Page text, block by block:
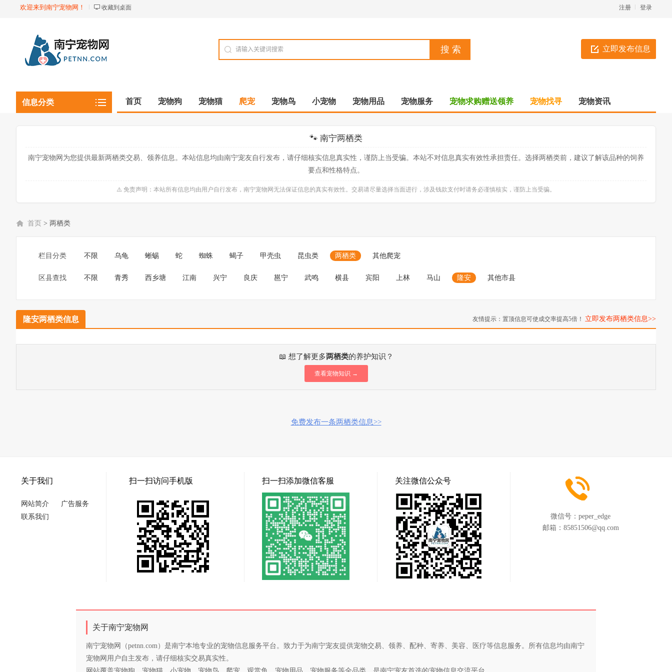
欢迎来到南宁宠物网！ 收藏到桌面 登录
注册
立即发布信息
信息分类 首页 宠物狗 宠物猫 爬宠 宠物鸟 小宠物 宠物用品 宠物服务 宠物求购赠送领养 宠物找寻 宠物资讯
🐾 南宁两栖类
南宁宠物网为您提供最新两栖类交易、领养信息。本站信息均由南宁宠友自行发布，请仔细核实信息真实性，谨防上当受骗。本站不对信息真实有效性承担责任。选择两栖类前，建议了解该品种的饲养
要点和性格特点。
⚠️ 免责声明：本站所有信息均由用户自行发布，南宁宠物网无法保证信息的真实有效性。交易请尽量选择当面进行，涉及钱款支付时请务必谨慎核实，谨防上当受骗。
首页 > 两栖类
栏目分类 不限 乌龟 蜥蜴 蛇 蜘蛛 蝎子 甲壳虫 昆虫类 两栖类 其他爬宠
区县查找 不限 青秀 西乡塘 江南 兴宁 良庆 邕宁 武鸣 横县 宾阳 上林 马山 隆安 其他市县
隆安两栖类信息 友情提示：置顶信息可使成交率提高5倍！ 立即发布两栖类信息>>
📖 想了解更多两栖类的养护知识？
查看宠物知识 →
免费发布一条两栖类信息>>
关于我们
网站简介
广告服务
联系我们
扫一扫访问手机版 扫一扫添加微信客服 关注微信公众号
微信号： peper_edge
邮箱： 85851506@qq.com
关于南宁宠物网
南宁宠物网（petnn.com）是南宁本地专业的宠物信息服务平台。致力于为南宁宠友提供宠物交易、领养、配种、寄养、美容、医疗等信息服务。所有信息均由南宁
宠物网用户自主发布，请仔细核实交易真实性。